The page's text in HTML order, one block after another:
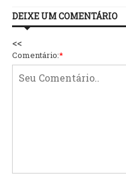
DEIXE UM COMENTÁRIO
<<
Comentário:*